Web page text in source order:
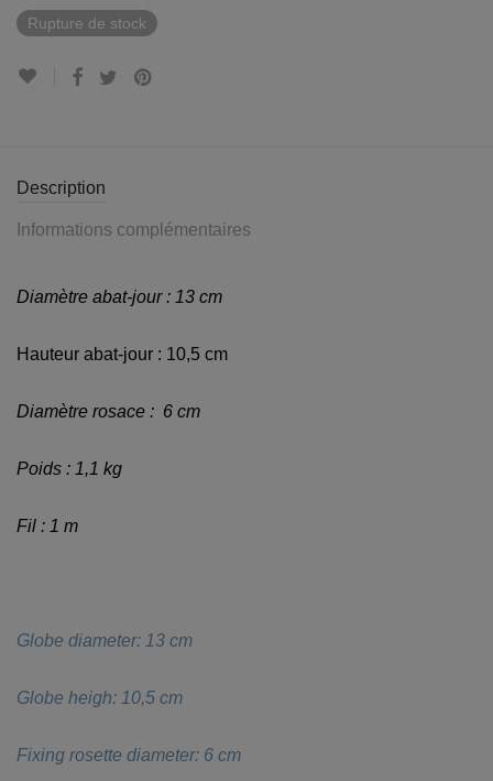
Rupture de stock
Description
Informations complémentaires
Diamètre abat-jour : 13 cm
Hauteur abat-jour : 10,5 cm
Diamètre rosace : 6 cm
Poids : 1,1 kg
Fil : 1 m
Globe diameter: 13 cm
Globe heigh: 10,5 cm
Fixing rosette diameter: 6 cm